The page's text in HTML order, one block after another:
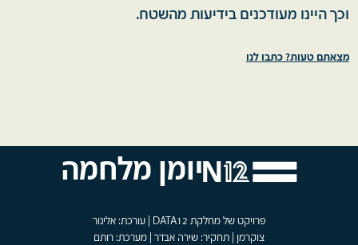
וכך היינו מעודכנים בידיעות מהשטח.
מצאתם טעות? כתבו לנו
יומן מלחמה
פרויקט של מחלקת DATA12 | עורכת: אלינור
צוקרמן | תחקיר: שירה אבדר | מערכת: רותם